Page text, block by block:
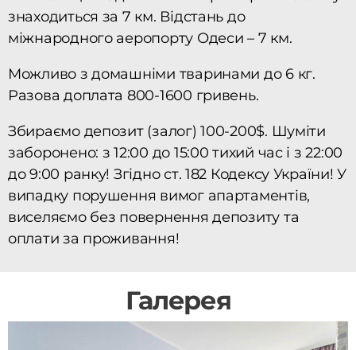
знаходиться за 7 км. Відстань до
міжнародного аеропорту Одеси – 7 км.
Можливо з домашніми тваринами до 6 кг.
Разова доплата 800-1600 гривень.
Збираємо депозит (залог) 100-200$. Шуміти
заборонено: з 12:00 до 15:00 тихий час і з 22:00
до 9:00 ранку! Згідно ст. 182 Кодексу України! У
випадку порушення вимог апартаментів,
виселяємо без повернення депозиту та
оплати за проживання!
Галерея